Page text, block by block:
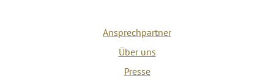
Ansprechpartner
Über uns
Presse